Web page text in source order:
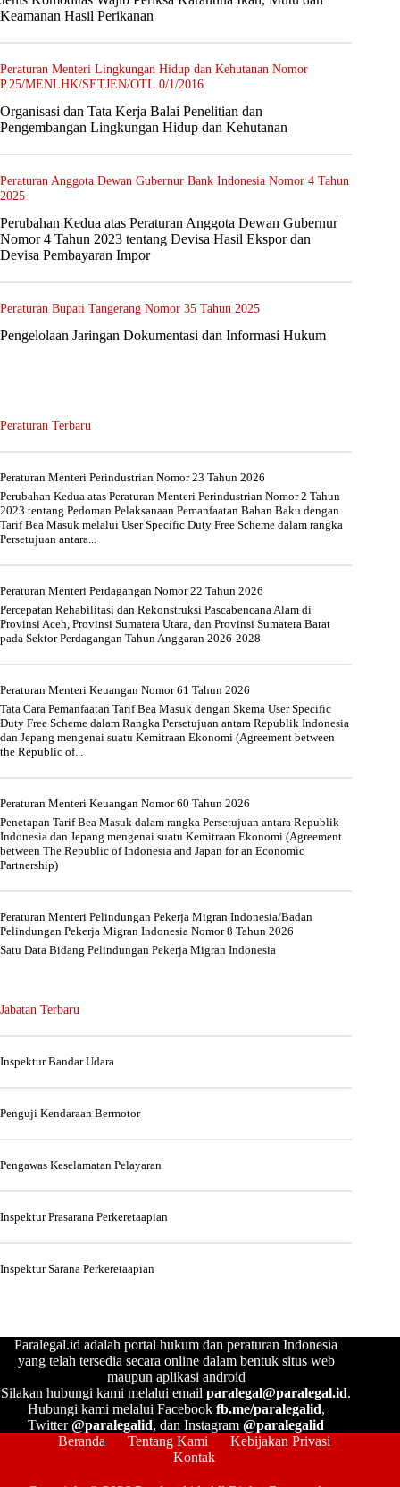
Keamanan Hasil Perikanan
Peraturan Menteri Lingkungan Hidup dan Kehutanan Nomor
P.25/MENLHK/SETJEN/OTL.0/1/2016
Organisasi dan Tata Kerja Balai Penelitian dan
Pengembangan Lingkungan Hidup dan Kehutanan
Peraturan Anggota Dewan Gubernur Bank Indonesia Nomor 4 Tahun
2025
Perubahan Kedua atas Peraturan Anggota Dewan Gubernur
Nomor 4 Tahun 2023 tentang Devisa Hasil Ekspor dan
Devisa Pembayaran Impor
Peraturan Bupati Tangerang Nomor 35 Tahun 2025
Pengelolaan Jaringan Dokumentasi dan Informasi Hukum
Peraturan Terbaru
Peraturan Menteri Perindustrian Nomor 23 Tahun 2026
Perubahan Kedua atas Peraturan Menteri Perindustrian Nomor 2 Tahun
2023 tentang Pedoman Pelaksanaan Pemanfaatan Bahan Baku dengan
Tarif Bea Masuk melalui User Specific Duty Free Scheme dalam rangka
Persetujuan antara...
Peraturan Menteri Perdagangan Nomor 22 Tahun 2026
Percepatan Rehabilitasi dan Rekonstruksi Pascabencana Alam di
Provinsi Aceh, Provinsi Sumatera Utara, dan Provinsi Sumatera Barat
pada Sektor Perdagangan Tahun Anggaran 2026-2028
Peraturan Menteri Keuangan Nomor 61 Tahun 2026
Tata Cara Pemanfaatan Tarif Bea Masuk dengan Skema User Specific
Duty Free Scheme dalam Rangka Persetujuan antara Republik Indonesia
dan Jepang mengenai suatu Kemitraan Ekonomi (Agreement between
the Republic of...
Peraturan Menteri Keuangan Nomor 60 Tahun 2026
Penetapan Tarif Bea Masuk dalam rangka Persetujuan antara Republik
Indonesia dan Jepang mengenai suatu Kemitraan Ekonomi (Agreement
between The Republic of Indonesia and Japan for an Economic
Partnership)
Peraturan Menteri Pelindungan Pekerja Migran Indonesia/Badan
Pelindungan Pekerja Migran Indonesia Nomor 8 Tahun 2026
Satu Data Bidang Pelindungan Pekerja Migran Indonesia
Jabatan Terbaru
Inspektur Bandar Udara
Penguji Kendaraan Bermotor
Pengawas Keselamatan Pelayaran
Inspektur Prasarana Perkeretaapian
Inspektur Sarana Perkeretaapian
Paralegal.id adalah portal hukum dan peraturan Indonesia
yang telah tersedia secara online dalam bentuk situs web
maupun aplikasi android
Silakan hubungi kami melalui emailparalegal@paralegal.id.
Hubungi kami melalui Facebook fb.me/paralegalid,
Twitter@paralegalid, dan Instagram@paralegalid
Beranda
Tentang Kami
Kebijakan Privasi
Kontak